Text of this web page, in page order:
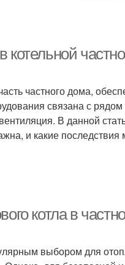
частного дома,
связана с
В данной
и какие
котла в
выбором для